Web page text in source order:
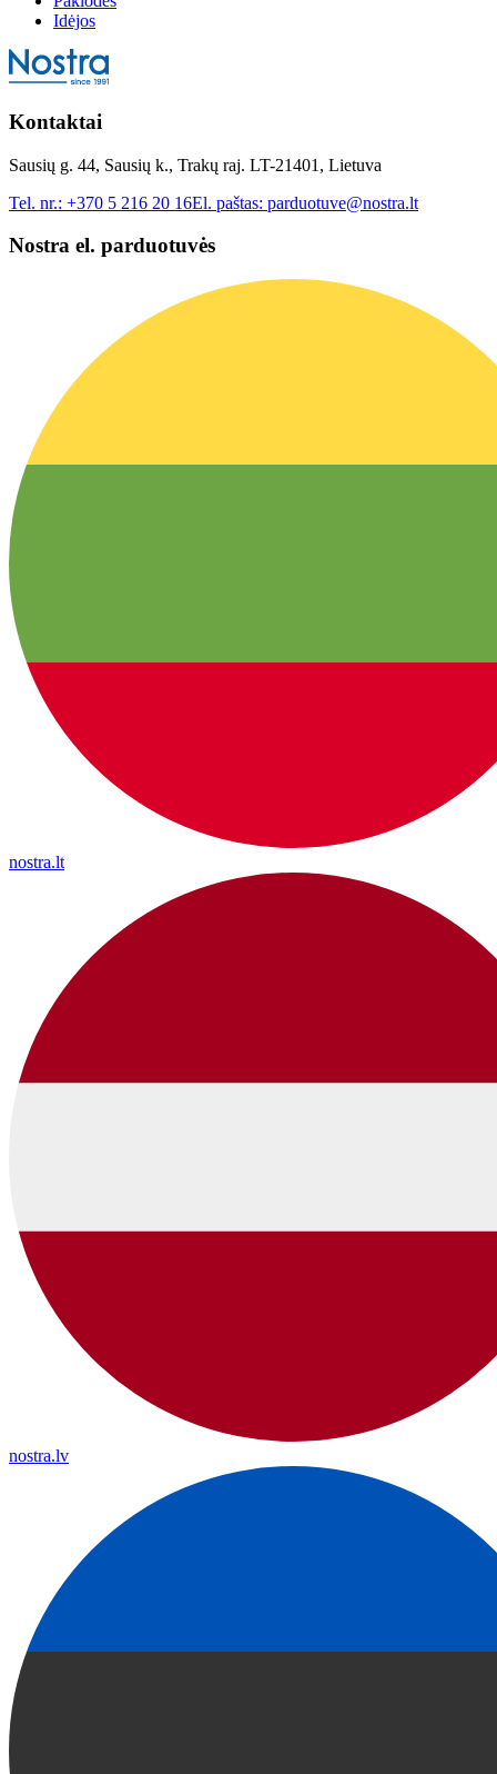
Idėjos
Kontaktai
Sausių g. 44, Sausių k., Trakų raj. LT-21401, Lietuva
Tel. nr.: +370 5 216 20 16El. paštas: parduotuve@nostra.lt
Nostra el. parduotuvės
nostra.lt
nostra.lv